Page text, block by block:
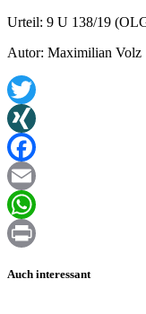
Urteil: 9 U 138/19
Autor: Maximilian Volz
Twitter
XING
Facebook
Email
WhatsApp
Auch interessant